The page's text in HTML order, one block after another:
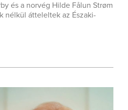
és a norvég Hilde Fålun Strøm
nélkül átteleltek az Északi-